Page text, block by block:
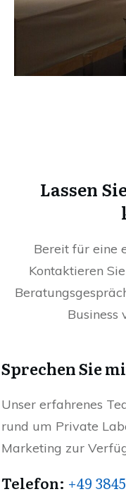
Lassen
Bereit für eine
Kontaktieren
Business
Sprechen Sie
Unser erfahrenes
rund um Private
Marketing zur
Telefon: +49